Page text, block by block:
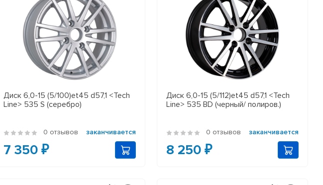
Диск 6,0-15 (5/100)et45 d57,1 <Tech
Line> 535 S (серебро)
0 отзывов заканчивается
7 350 ₽
Диск 6,0-15 (5/112)et45 d57,1 <Tech
Line> 535 BD (черный/ полиров.)
0 отзывов заканчивается
8 250 ₽